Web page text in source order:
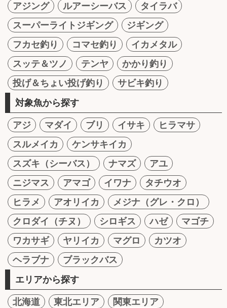
アジング
ルアーシーバス
タイラバ
スーパーライトジギング
ジギング
フカセ釣り
コマセ釣り
イカメタル
スッテ＆ツノ
テンヤ
かかり釣り
投げ＆ちょい投げ釣り
サビキ釣り
対象魚から探す
アジ マダイ ブリ イサキ
ヒラマサ
スルメイカ
ケンサキイカ
スズキ（シーバス）
ナマズ
アユ
ニジマス
アマゴ イワナ
タチウオ
ヒラメ
アオリイカ
メジナ（グレ・クロ）
クロダイ（チヌ）
シロギス ハゼ
マゴチ
ワカサギ
ヤリイカ マグロ
カツオ
ヘラブナ
ブラックバス
エリアから探す
北海道 東北エリア
関東エリア